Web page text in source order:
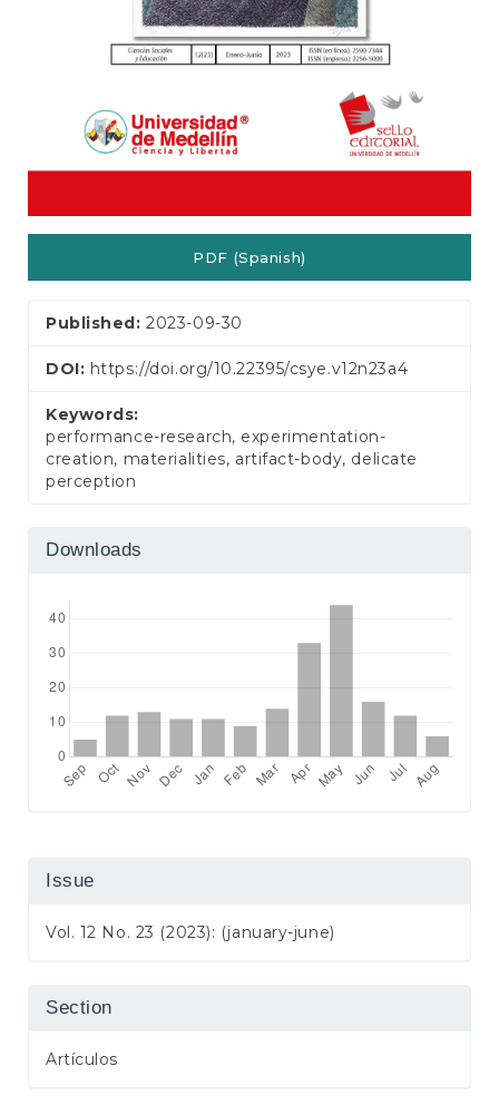
PDF (Spanish)
Published:2023-09-30
DOI: https://doi.org/10.22395/csye.v12n23a4
Keywords:
performance-research, experimentation-
creation, materialities, artifact-body, delicate
perception
Downloads
Issue
Vol. 12 No. 23 (2023): (january-june)
Section
Artículos